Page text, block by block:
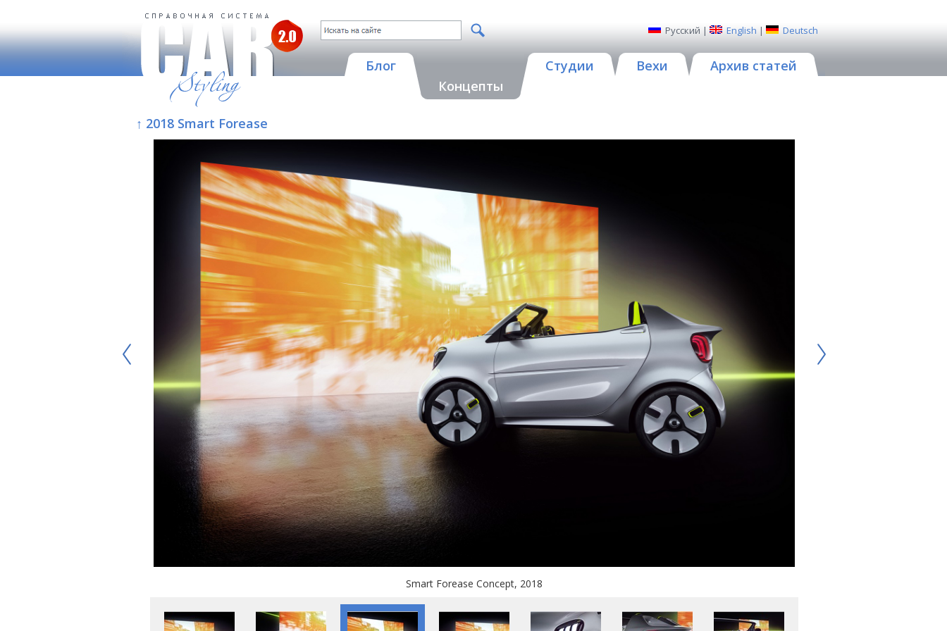
Русский | English | Deutsch
Блог
Концепты
Студии Вехи Архив статей
↑ 2018 Smart Forease
Smart Forease Concept, 2018